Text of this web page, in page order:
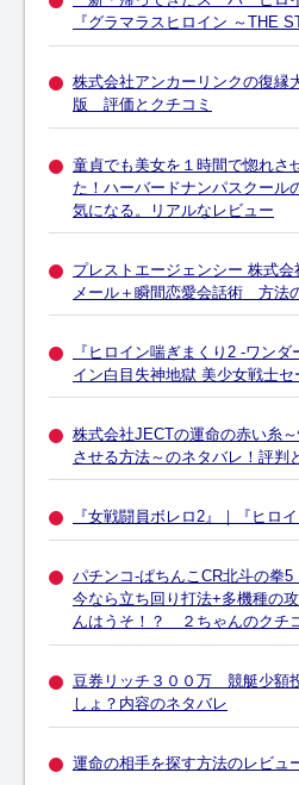
『グラマラスヒロイン ～THE
株式会社アンカーリンクの復縁
版 評価とクチコミ
童貞でも美女を１時間で惚れさ
た！ハーバードナンパスクール
気になる。リアルなレビュー
プレストエージェンシー 株式
メール＋瞬間恋愛会話術 方法
『ヒロイン喘ぎまくり2 ‐ワン
イン白目失神地獄 美少女戦士
株式会社JECTの運命の赤い糸
させる方法～のネタバレ！評判
『女戦闘員ボレロ2』｜『ヒロ
パチンコ-ぱちんこCR北斗の拳5
今なら立ち回り打法+多機種の
んはうそ！？ ２ちゃんのクチ
豆券リッチ３００万 競艇少額
しょ？内容のネタバレ
運命の相手を探す方法のレビュ